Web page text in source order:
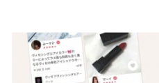
生から普及成長までを
注目される。通信キャ
スクとして数億PV事
ペイン）の元日本編
VR/AR
特集